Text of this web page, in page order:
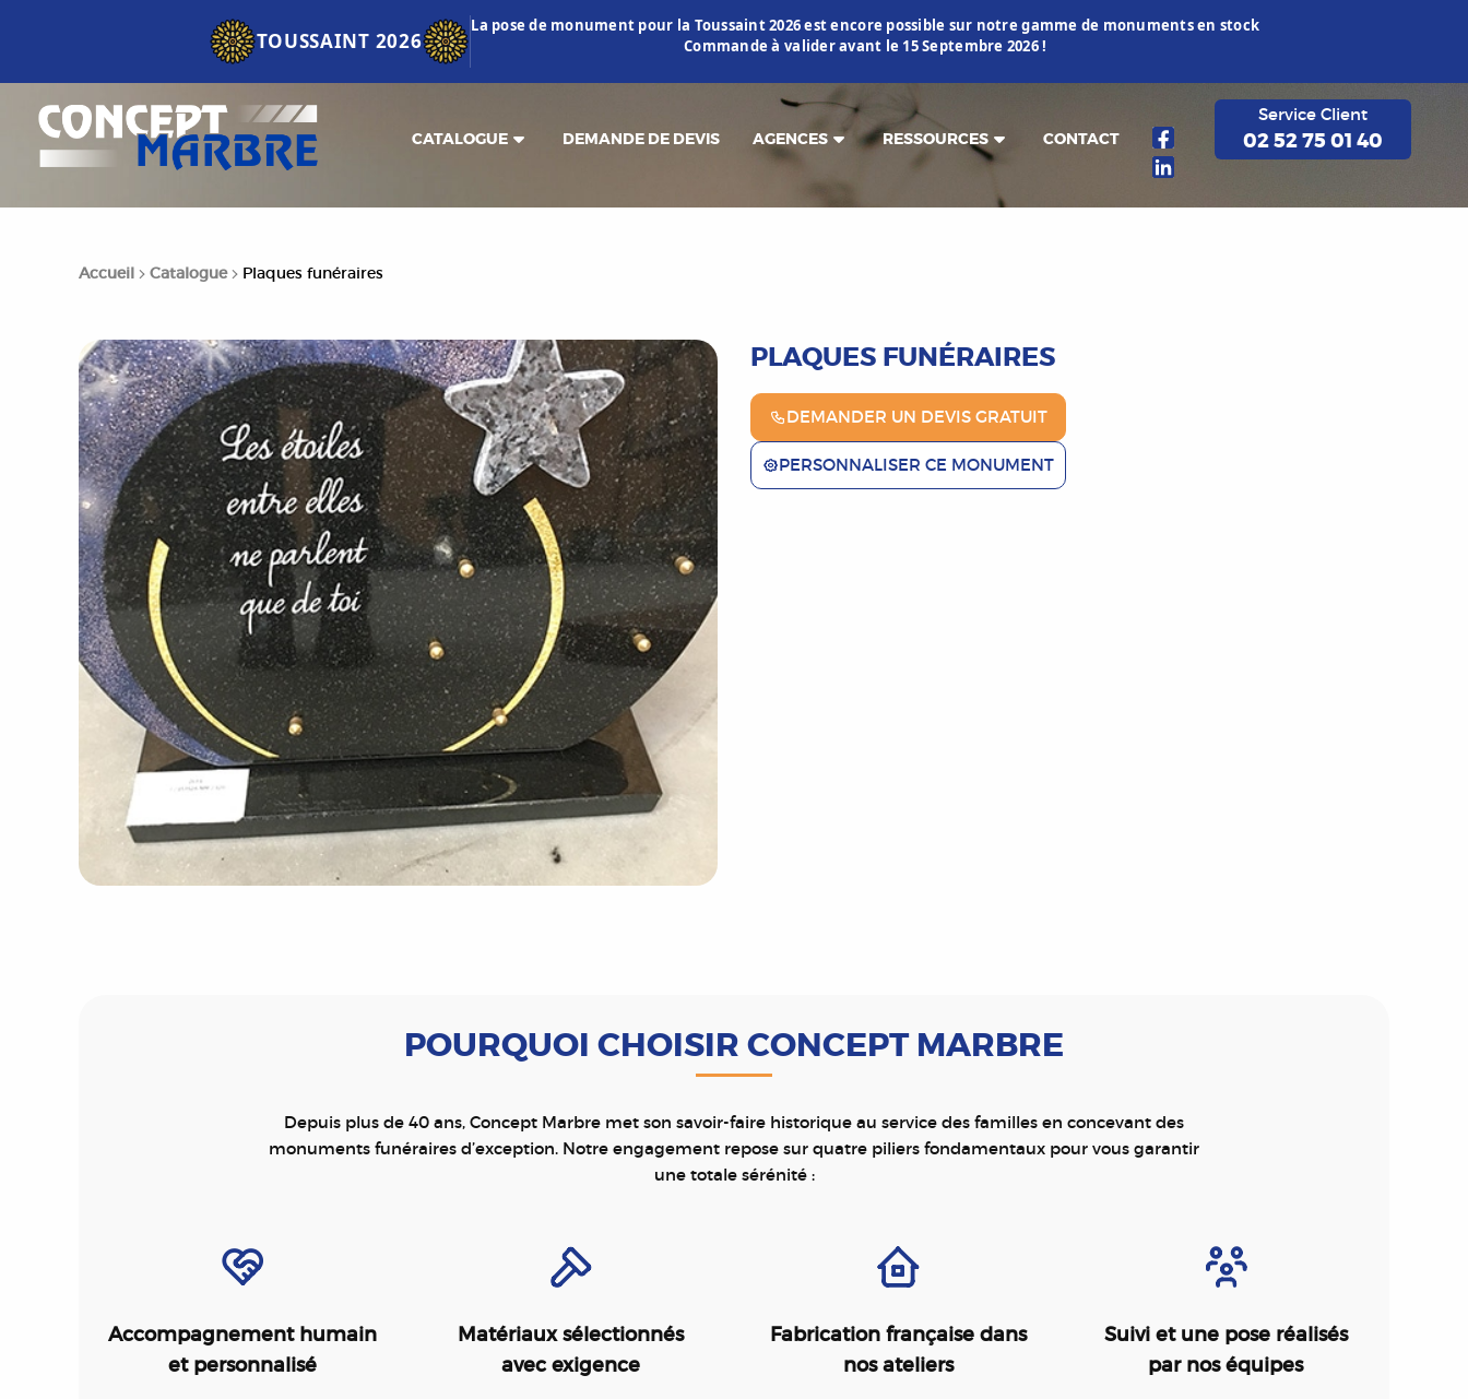
TOUSSAINT 2026
La pose de monument pour la Toussaint 2026 est encore possible sur notre gamme de monuments en stock
Commande à valider avant le 15 Septembre 2026 !
CATALOGUE DEMANDE DE DEVIS AGENCES RESSOURCES CONTACT
Service Client
02 52 75 01 40
Accueil Catalogue Plaques funéraires
PLAQUES FUNÉRAIRES
DEMANDER UN DEVIS GRATUIT
PERSONNALISER CE MONUMENT
POURQUOI CHOISIR CONCEPT MARBRE
Depuis plus de 40 ans, Concept Marbre met son savoir-faire historique au service des familles en concevant des
monuments funéraires d’exception. Notre engagement repose sur quatre piliers fondamentaux pour vous garantir
une totale sérénité :
Accompagnement humain
et personnalisé
Matériaux sélectionnés
avec exigence
Fabrication française dans
nos ateliers
Suivi et une pose réalisés
par nos équipes